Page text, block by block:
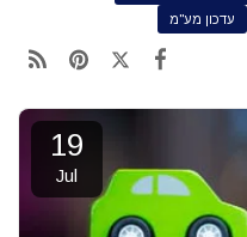
עדכון מע"מ
19
Jul